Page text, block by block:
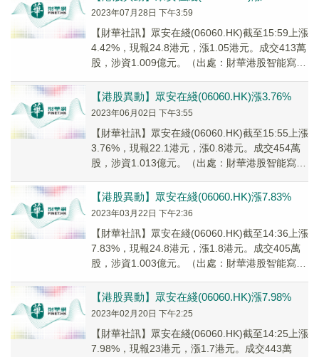
2023年07月28日 下午3:59
【財華社訊】眾安在綫(06060.HK)截至15:59上漲
4.42%，現報24.8港元，漲1.05港元。成交413萬
股，涉資1.009億元。（出處：財華港股智能寫
【港股異動】眾安在綫(06060.HK)漲3.76%
2023年06月02日 下午3:55
【財華社訊】眾安在綫(06060.HK)截至15:55上漲
3.76%，現報22.1港元，漲0.8港元。成交454萬
股，涉資1.013億元。（出處：財華港股智能寫
【港股異動】眾安在綫(06060.HK)漲7.83%
2023年03月22日 下午2:36
【財華社訊】眾安在綫(06060.HK)截至14:36上漲
7.83%，現報24.8港元，漲1.8港元。成交405萬
股，涉資1.003億元。（出處：財華港股智能寫
【港股異動】眾安在綫(06060.HK)漲7.98%
2023年02月20日 下午2:25
【財華社訊】眾安在綫(06060.HK)截至14:25上漲
7.98%，現報23港元，漲1.7港元。成交443萬